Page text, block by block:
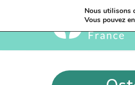
Nous utilisons
Vous pouvez